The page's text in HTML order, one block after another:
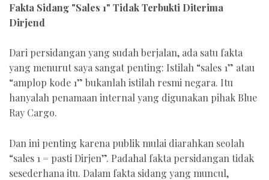
Fakta Sidang "Sales 1" Tidak Terbukti Diterima
Dirjend
Dari persidangan yang sudah berjalan, ada satu fakta
yang menurut saya sangat penting: Istilah “sales 1” atau
“amplop kode 1” bukanlah istilah resmi negara. Itu
hanyalah penamaan internal yang digunakan pihak Blue
Ray Cargo.
Dan ini penting karena publik mulai diarahkan seolah
“sales 1 = pasti Dirjen”. Padahal fakta persidangan tidak
sesederhana itu. Dalam fakta sidang yang muncul,